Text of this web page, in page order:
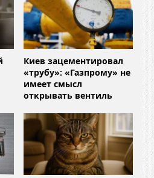
Киев зацементировал
«трубу»: «Газпрому» не
имеет смысл
открывать вентиль